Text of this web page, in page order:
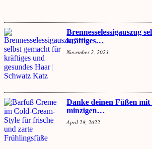
Brennesselessigauszug
kräftiges…
November 2, 2023
Danke deinen Füßen
minzigen…
April 29, 2022